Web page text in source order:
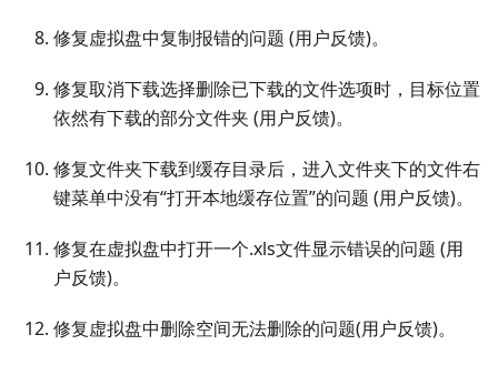
修复虚拟盘中复制报错的问题 (用户反馈)。
修复取消下载选择删除已下载的文件选项时，目标位置
依然有下载的部分文件夹 (用户反馈)。
修复文件夹下载到缓存目录后，进入文件夹下的文件右
键菜单中没有“打开本地缓存位置”的问题 (用户反馈)。
修复在虚拟盘中打开一个.xls文件显示错误的问题 (用
户反馈)。
修复虚拟盘中删除空间无法删除的问题(用户反馈)。